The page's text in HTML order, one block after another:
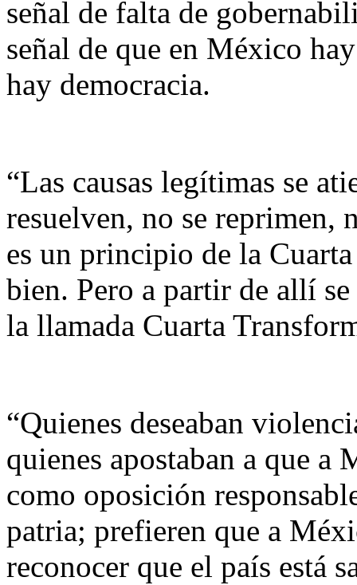
señal de falta de
señal de que en México
hay democracia.
“Las causas legítimas se
resuelven, no se reprimen,
es un principio de la
bien. Pero a partir de allí
la llamada Cuarta
“Quienes deseaban
quienes apostaban a que
como oposición
patria; prefieren que a
reconocer que el país está